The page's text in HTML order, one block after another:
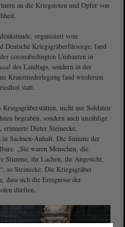
an die Kriegstoten und Opfer von
organisiert vom
Deutsche Kriegsgräberfürsorge, fand
coronabedingten Umbauten in
des Landtags, sondern in der
Kranzniederlegung fand wiederum
statt.
nicht nur Soldaten
begraben, sondern auch unzählige
Dieter Steinecke,
Sachsen-Anhalt. Die Summe der
„Sie waren Menschen, die
Stimme, ihr Lachen, ihr Angesicht,
so Steinecke. Die Kriegsgräber
dass sich die Ereignisse der
dürften.